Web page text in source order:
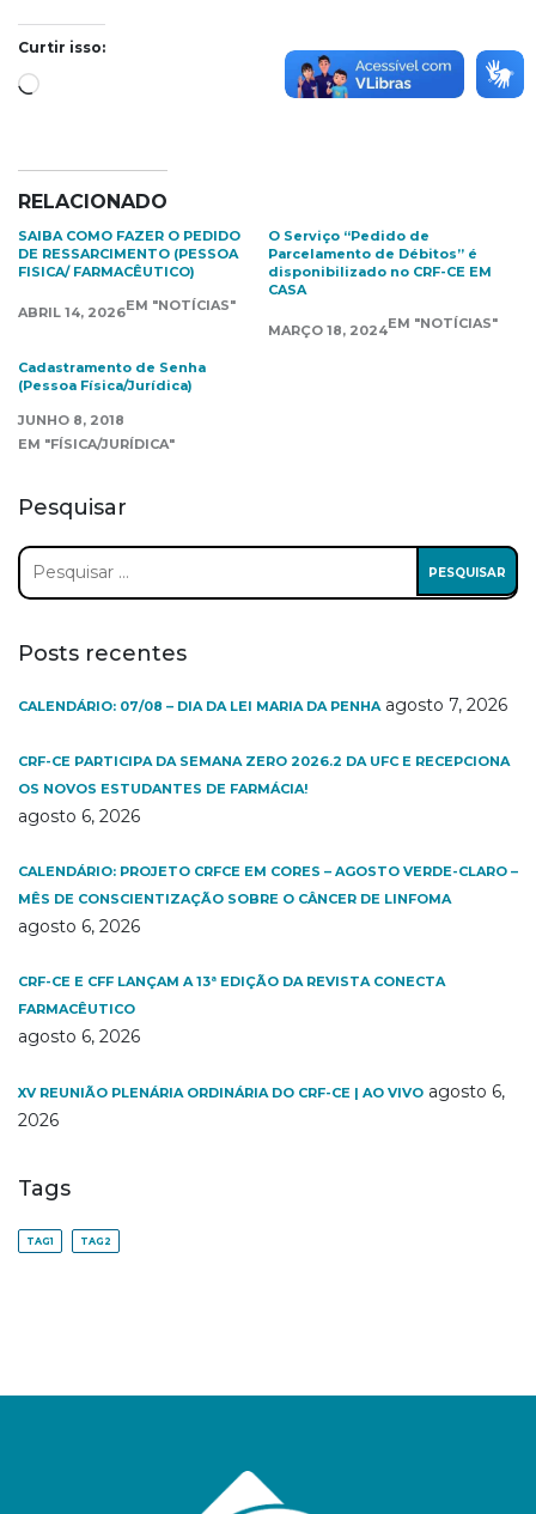
Curtir isso:
Carregando...
RELACIONADO
SAIBA COMO FAZER O PEDIDO
DE RESSARCIMENTO (PESSOA
FISICA/ FARMACÊUTICO)
ABRIL 14, 2026EM "NOTÍCIAS"
O Serviço “Pedido de
Parcelamento de Débitos” é
disponibilizado no CRF-CE EM
CASA
MARÇO 18, 2024EM "NOTÍCIAS"
Cadastramento de Senha
(Pessoa Física/Jurídica)
JUNHO 8, 2018
EM "FÍSICA/JURÍDICA"
Pesquisar
Pesquisar
por:
Posts recentes
CALENDÁRIO: 07/08 – DIA DA LEI MARIA DA PENHA agosto 7, 2026
CRF-CE PARTICIPA DA SEMANA ZERO 2026.2 DA UFC E RECEPCIONA
OS NOVOS ESTUDANTES DE FARMÁCIA!
agosto 6, 2026
CALENDÁRIO: PROJETO CRFCE EM CORES – AGOSTO VERDE-CLARO –
MÊS DE CONSCIENTIZAÇÃO SOBRE O CÂNCER DE LINFOMA
agosto 6, 2026
CRF-CE E CFF LANÇAM A 13ª EDIÇÃO DA REVISTA CONECTA
FARMACÊUTICO
agosto 6, 2026
XV REUNIÃO PLENÁRIA ORDINÁRIA DO CRF-CE | AO VIVO agosto 6,
2026
Tags
TAG1 TAG2